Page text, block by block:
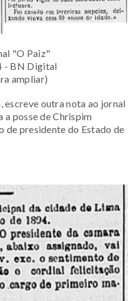
"O Paiz"
- BN Digital
ampliar)
escreve outra nota ao jornal
a posse de Chrispim
de presidente do Estado de